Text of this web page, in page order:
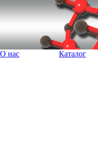
О нас Каталог